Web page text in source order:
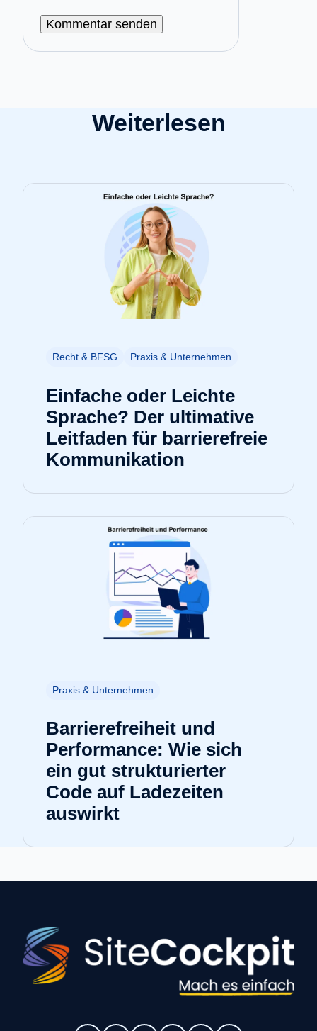
Weiterlesen
Recht & BFSG Praxis & Unternehmen
Einfache oder Leichte
Sprache? Der ultimative
Leitfaden für barrierefreie
Kommunikation
Praxis & Unternehmen
Barrierefreiheit und
Performance: Wie sich
ein gut strukturierter
Code auf Ladezeiten
auswirkt